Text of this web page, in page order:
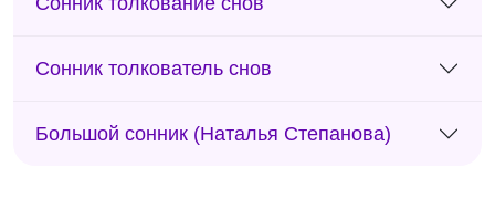
Сонник толкователь снов
Большой сонник (Наталья Степанова)